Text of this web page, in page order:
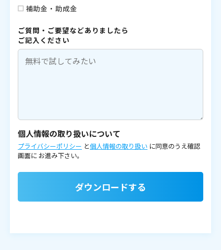
補助金・助成金
ご質問・ご要望などありましたら
ご記入ください
個人情報の取り扱いについて
プライバシーポリシー と個人情報の取り扱い に同意のうえ確認
画面に お進み下さい。
ダウンロードする